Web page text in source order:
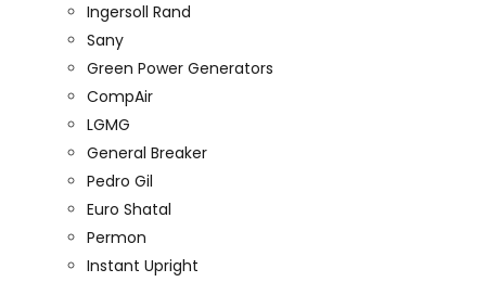
Ingersoll Rand
Sany
Green Power Generators
CompAir
LGMG
General Breaker
Pedro Gil
Euro Shatal
Permon
Instant Upright